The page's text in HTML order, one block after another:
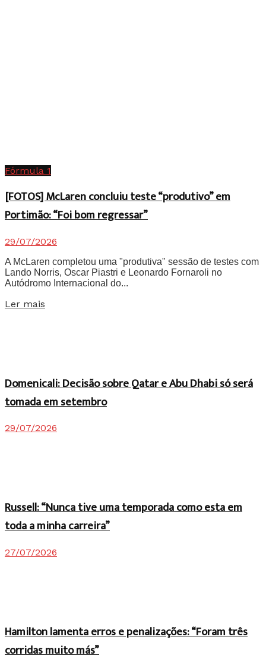
Fórmula 1
[FOTOS] McLaren concluiu teste “produtivo” em
Portimão: “Foi bom regressar”
29/07/2026
A McLaren completou uma "produtiva" sessão de testes com
Lando Norris, Oscar Piastri e Leonardo Fornaroli no
Autódromo Internacional do...
Ler mais
Domenicali: Decisão sobre Qatar e Abu Dhabi só será
tomada em setembro
29/07/2026
Russell: “Nunca tive uma temporada como esta em
toda a minha carreira”
27/07/2026
Hamilton lamenta erros e penalizações: “Foram três
corridas muito más”